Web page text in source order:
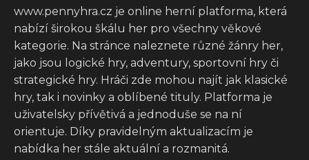
www.pennyhra.cz je online herní platforma, která
nabízí širokou škálu her pro všechny věkové
kategorie. Na stránce naleznete různé žánry her,
jako jsou logické hry, adventury, sportovní hry či
strategické hry. Hráči zde mohou najít jak klasické
hry, tak i novinky a oblíbené tituly. Platforma je
uživatelsky přívětivá a jednoduše se na ní
orientuje. Díky pravidelným aktualizacím je
nabídka her stále aktuální a rozmanitá.